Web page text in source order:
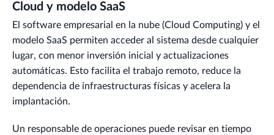
Cloud y modelo SaaS
El software empresarial en la nube (Cloud Computing) y el
modelo SaaS permiten acceder al sistema desde cualquier
lugar, con menor inversión inicial y actualizaciones
automáticas. Esto facilita el trabajo remoto, reduce la
dependencia de infraestructuras físicas y acelera la
implantación.
Un responsable de operaciones puede revisar en tiempo